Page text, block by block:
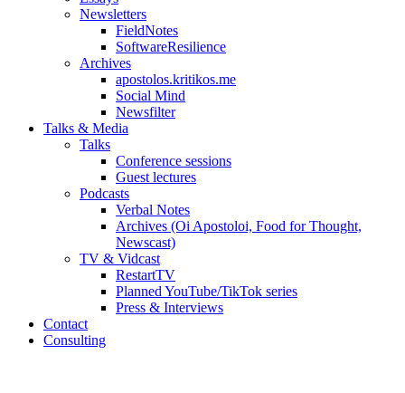
Newsletters
FieldNotes
SoftwareResilience
Archives
apostolos.kritikos.me
Social Mind
Newsfilter
Talks & Media
Talks
Conference sessions
Guest lectures
Podcasts
Verbal Notes
Archives (Oi Apostoloi, Food for Thought,
Newscast)
TV & Vidcast
RestartTV
Planned YouTube/TikTok series
Press & Interviews
Contact
Consulting